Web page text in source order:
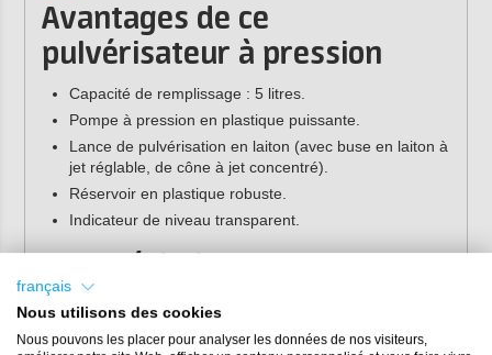
Avantages de ce
pulvérisateur à pression
Capacité de remplissage : 5 litres.
Pompe à pression en plastique puissante.
Lance de pulvérisation en laiton (avec buse en laiton à
jet réglable, de cône à jet concentré).
Réservoir en plastique robuste.
Indicateur de niveau transparent.
Poids :1,58 kg
français
Nous utilisons des cookies
Nous pouvons les placer pour analyser les données de nos visiteurs,